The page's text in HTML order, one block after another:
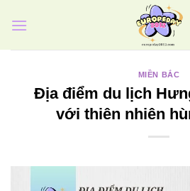
qua
MIỀN BẮC
Địa điểm du lịch
với thiên nhiên